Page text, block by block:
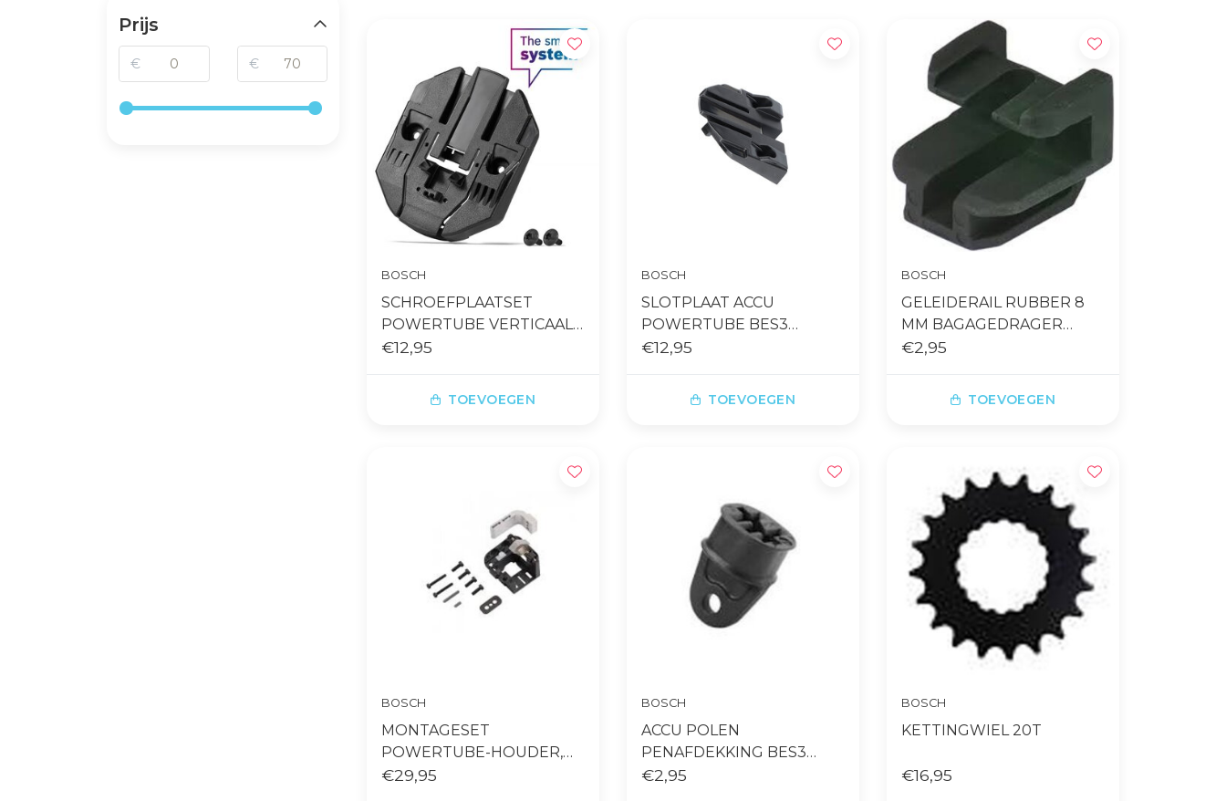
BOSCH
SCHROEFPLAATSET
POWERTUBE VERTICAAL
BES3
€12,95
TOEVOEGEN
BOSCH
SLOTPLAAT ACCU
POWERTUBE BES3
VERTICAL ACCELL
€12,95
TOEVOEGEN
BOSCH
GELEIDERAIL RUBBER 8
MM BAGAGEDRAGER
BES2
€2,95
TOEVOEGEN
BOSCH
MONTAGESET
POWERTUBE-HOUDER,
SLOTZIJDE BES 2
€29,95
BOSCH
ACCU POLEN
PENAFDEKKING BES3
SMART SYSTEM
€2,95
BOSCH
KETTINGWIEL 20T
€16,95
Prijs
€ €